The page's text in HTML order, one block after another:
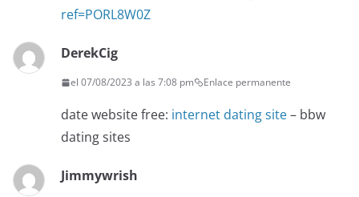
ref=PORL8W0Z
DerekCig
el 07/08/2023 a las 7:08 pm Enlace permanente
date website free: internet dating site– bbw
dating sites
Jimmywrish